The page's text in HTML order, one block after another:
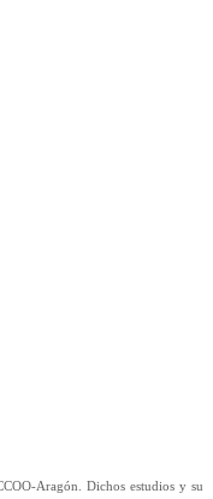
Aragón. Dichos estudios y su